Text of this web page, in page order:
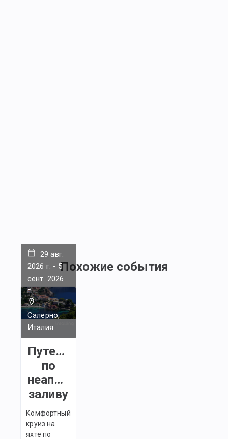
Похожие события
29 авг.
2026 г. - 5
сент. 2026
г.
Салерно,
Италия
Путешествие
по
неаполитанскому
заливу
Комфортный
круиз на
яхте по